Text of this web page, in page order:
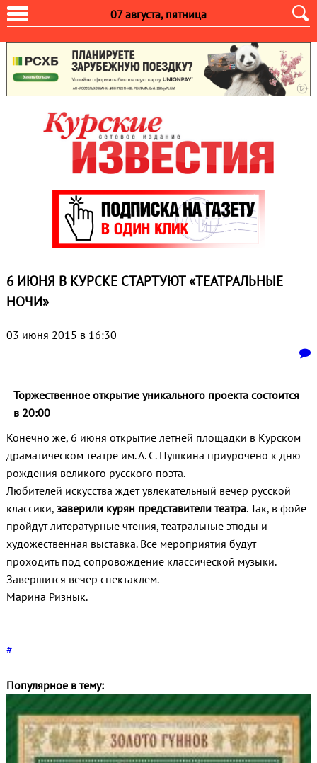
07 августа, пятница
6 ИЮНЯ В КУРСКЕ СТАРТУЮТ «ТЕАТРАЛЬНЫЕ
НОЧИ»
03 июня 2015 в 16:30
Торжественное открытие уникального проекта состоится
в 20:00
Конечно же, 6 июня открытие летней площадки в Курском
драматическом театре им. А. С. Пушкина приурочено к дню
рождения великого русского поэта.
Любителей искусства ждет увлекательный вечер русской
классики, заверили курян представители театра. Так, в фойе
пройдут литературные чтения, театральные этюды и
художественная выставка. Все мероприятия будут
проходить под сопровождение классической музыки.
Завершится вечер спектаклем.
Марина Ризнык.
#
Популярное в тему: